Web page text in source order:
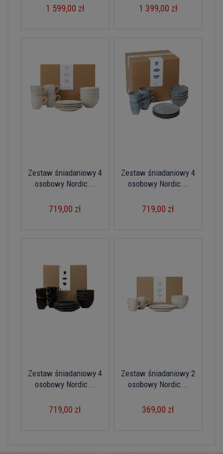
1 599,00 zł 1 399,00 zł
Zestaw śniadaniowy 4
osobowy Nordic...
719,00 zł
Zestaw śniadaniowy 4
osobowy Nordic...
719,00 zł
Zestaw śniadaniowy 4
osobowy Nordic...
719,00 zł
Zestaw śniadaniowy 2
osobowy Nordic...
369,00 zł